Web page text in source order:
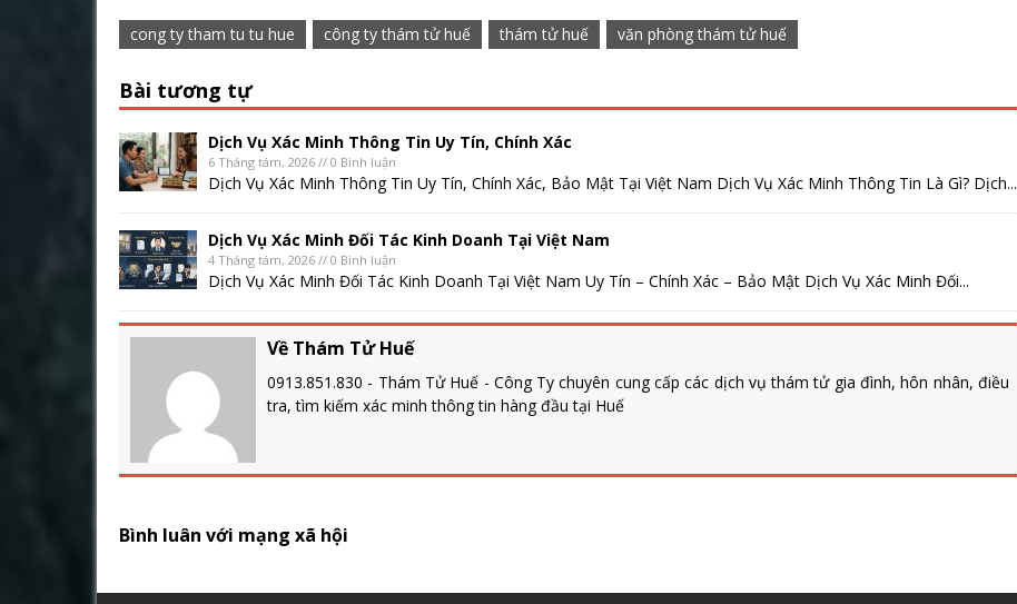
cong ty tham tu tu hue công ty thám tử huế thám tử huế văn phòng thám tử huế
Bài tương tự
Dịch Vụ Xác Minh Thông Tin Uy Tín, Chính Xác
6 Tháng tám, 2026 // 0 Bình luận
Dịch Vụ Xác Minh Thông Tin Uy Tín, Chính Xác, Bảo Mật Tại Việt Nam Dịch Vụ Xác Minh Thông Tin Là Gì? Dịch...
Dịch Vụ Xác Minh Đối Tác Kinh Doanh Tại Việt Nam
4 Tháng tám, 2026 // 0 Bình luận
Dịch Vụ Xác Minh Đối Tác Kinh Doanh Tại Việt Nam Uy Tín – Chính Xác – Bảo Mật Dịch Vụ Xác Minh Đối...
Về Thám Tử Huế
0913.851.830 - Thám Tử Huế - Công Ty chuyên cung cấp các dịch vụ thám tử gia đình, hôn nhân, điều
tra, tìm kiếm xác minh thông tin hàng đầu tại Huế
Bình luân với mạng xã hội